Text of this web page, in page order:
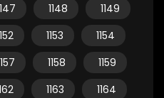
1148
1149
1153
1154
1158
1159
1163
1164